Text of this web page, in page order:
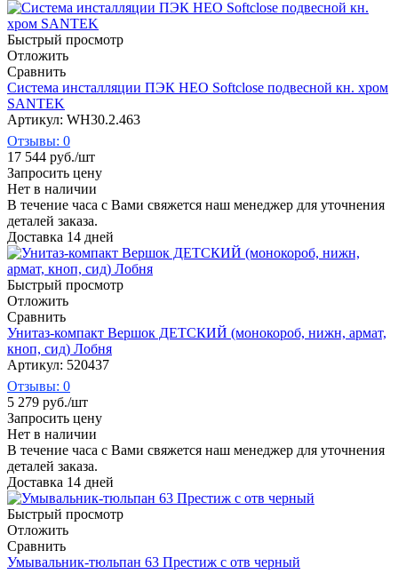
Быстрый просмотр
Отложить
Сравнить
Система инсталляции ПЭК НЕО Softclose подвесной кн. хром
SANTEK
Артикул: WH30.2.463
Отзывы: 0
17 544 руб./шт
Запросить цену
Нет в наличии
В течение часа с Вами свяжется наш менеджер для уточнения
деталей заказа.
Доставка 14 дней
Быстрый просмотр
Отложить
Сравнить
Унитаз-компакт Вершок ДЕТСКИЙ (монокороб, нижн, армат,
кноп, сид) Лобня
Артикул: 520437
Отзывы: 0
5 279 руб./шт
Запросить цену
Нет в наличии
В течение часа с Вами свяжется наш менеджер для уточнения
деталей заказа.
Доставка 14 дней
Быстрый просмотр
Отложить
Сравнить
Умывальник-тюльпан 63 Престиж с отв черный